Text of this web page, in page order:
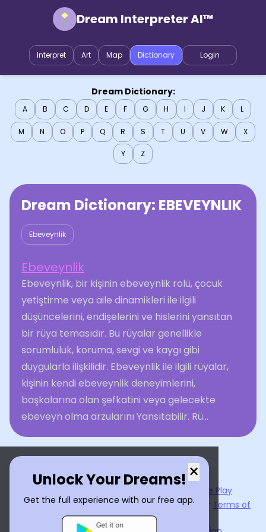
Dream Interpreter AI™
Interpret Art Map Dictionary Login
Dream Dictionary:
A B C D E F G H I J K L
M N O P Q R S T U V W X
Y Z
Dream Dictionary: EBEVEYNLIK
Ebeveynlik
Ebeveynlik
Ebeveynlik, bir kişinin ebeveynlik rolü, çocuk
yetiştirme veya aile dinamikleri ile ilgili
düşüncelerini, endişelerini ve hislerini yansıtan
bir rüya temasıdır. Bu rüyalar genellikle
sorumluluk, koruma, sevgi ve kaygı gibi
duygularla ilişkilidir. Ebeveynlik ile ilgili rüyalar,
kişinin kendi ebeveynlik deneyimlerini,
başkalarına olan şefkatini veya gelecekte
ebeveyn olma arzularını Yansıtabilir. Rü...
×
Unlock Your Dreams!
Get the full experience with our free app.
Google Play
By usingDream Interpreter AI , you agree to our Terms of
ServiceandPrivacy Policy